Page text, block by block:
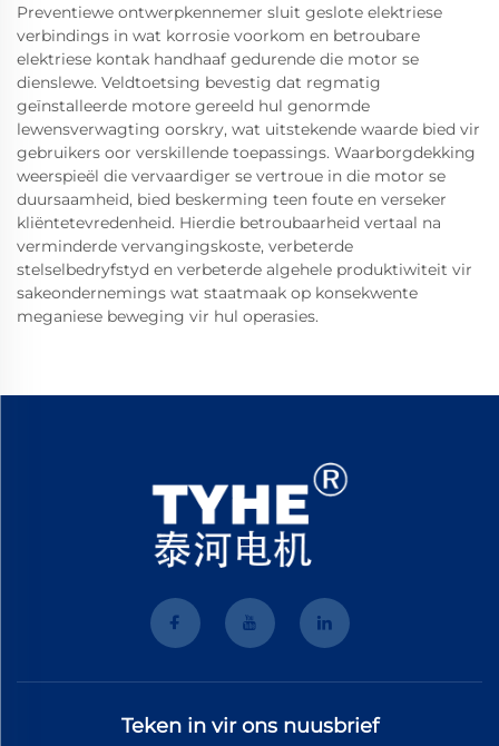
Preventiewe ontwerpkennemer sluit geslote elektriese
verbindings in wat korrosie voorkom en betroubare
elektriese kontak handhaaf gedurende die motor se
dienslewe. Veldtoetsing bevestig dat regmatig
geïnstalleerde motore gereeld hul genormde
lewensverwagting oorskry, wat uitstekende waarde bied vir
gebruikers oor verskillende toepassings. Waarborgdekking
weerspieël die vervaardiger se vertroue in die motor se
duursaamheid, bied beskerming teen foute en verseker
kliëntetevredenheid. Hierdie betroubaarheid vertaal na
verminderde vervangingskoste, verbeterde
stelselbedryfstyd en verbeterde algehele produktiwiteit vir
sakeondernemings wat staatmaak op konsekwente
meganiese beweging vir hul operasies.
Teken in vir ons nuusbrief